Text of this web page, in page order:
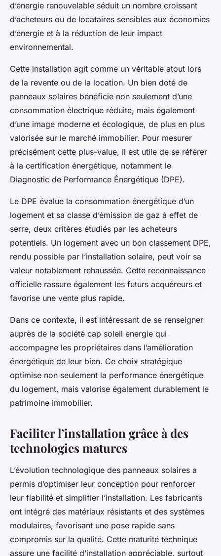
d’énergie renouvelable séduit un nombre croissant
d’acheteurs ou de locataires sensibles aux économies
d’énergie et à la réduction de leur impact
environnemental.
Cette installation agit comme un véritable atout lors
de la revente ou de la location. Un bien doté de
panneaux solaires bénéficie non seulement d’une
consommation électrique réduite, mais également
d’une image moderne et écologique, de plus en plus
valorisée sur le marché immobilier. Pour mesurer
précisément cette plus-value, il est utile de se référer
à la certification énergétique, notamment le
Diagnostic de Performance Énergétique (DPE).
Le DPE évalue la consommation énergétique d’un
logement et sa classe d’émission de gaz à effet de
serre, deux critères étudiés par les acheteurs
potentiels. Un logement avec un bon classement DPE,
rendu possible par l’installation solaire, peut voir sa
valeur notablement rehaussée. Cette reconnaissance
officielle rassure également les futurs acquéreurs et
favorise une vente plus rapide.
Dans ce contexte, il est intéressant de se renseigner
auprès de la société cap soleil energie qui
accompagne les propriétaires dans l’amélioration
énergétique de leur bien. Ce choix stratégique
optimise non seulement la performance énergétique
du logement, mais valorise également durablement le
patrimoine immobilier.
Faciliter l’installation grâce à des
technologies matures
L’évolution technologique des panneaux solaires a
permis d’optimiser leur conception pour renforcer
leur fiabilité et simplifier l’installation. Les fabricants
ont intégré des matériaux résistants et des systèmes
modulaires, favorisant une pose rapide sans
compromis sur la qualité. Cette maturité technique
assure une facilité d’installation appréciable, surtout